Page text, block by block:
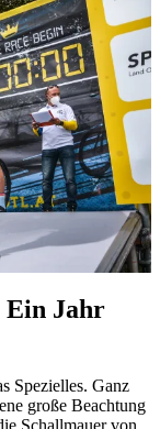
Ein Jahr
Spezielles. Ganz
große Beachtung
Schallmauer von